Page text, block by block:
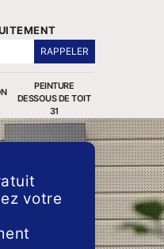
PEINTURE
DESSOUS DE TOIT
31
votre